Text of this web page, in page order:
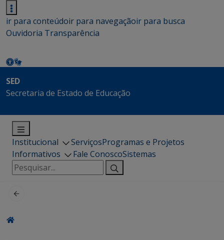
ir para conteúdoir para navegaçãoir para busca
Ouvidoria Transparência
SED
Secretaria de Estado de Educação
Institucional ServiçosProgramas e Projetos
Informativos
Fale ConoscoSistemas
Pesquisar
por: